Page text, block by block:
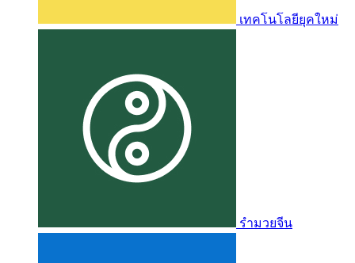
เทคโนโลยียุคใหม่
รำมวยจีน